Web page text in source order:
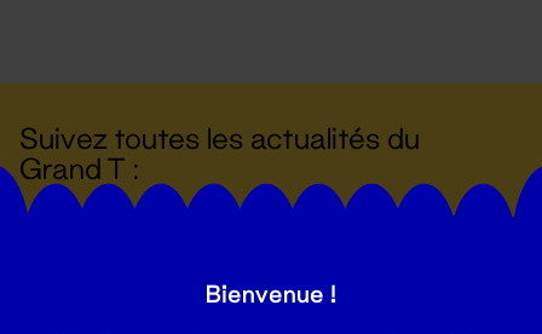
Suivez toutes les actualités du
Grand T :
Bienvenue !